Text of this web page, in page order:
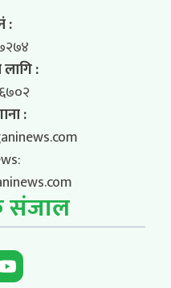
:
लागि :
:
संजाल